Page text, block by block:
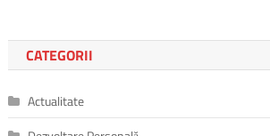
CATEGORII
Actualitate